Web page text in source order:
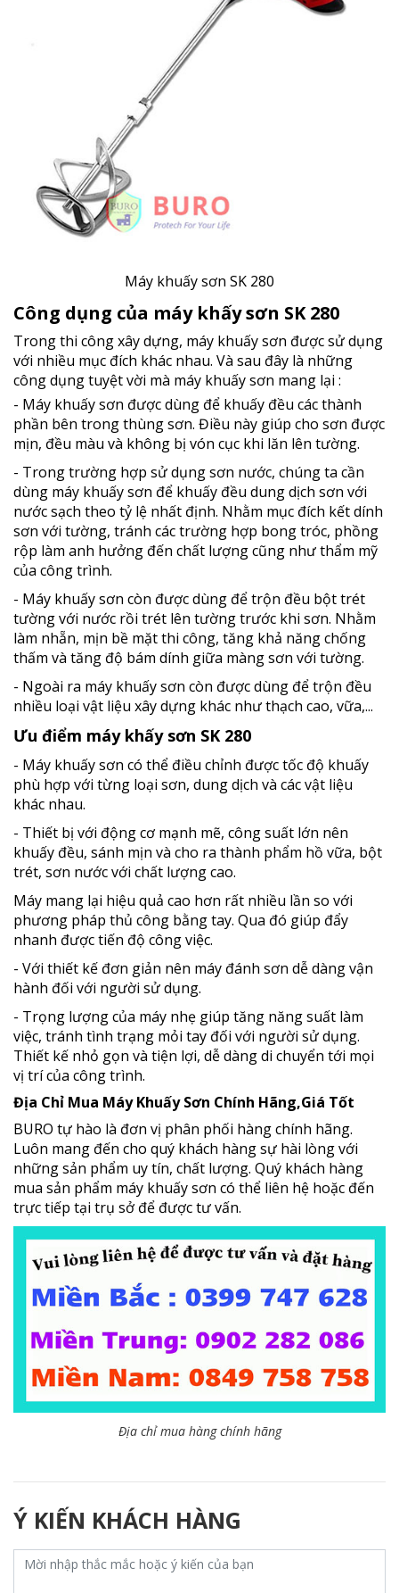
Máy khuấy sơn SK 280
Công dụng của máy khấy sơn SK 280
Trong thi công xây dựng, máy khuấy sơn được sử dụng
với nhiều mục đích khác nhau. Và sau đây là những
công dụng tuyệt vời mà máy khuấy sơn mang lại :
- Máy khuấy sơn được dùng để khuấy đều các thành
phần bên trong thùng sơn. Điều này giúp cho sơn được
mịn, đều màu và không bị vón cục khi lăn lên tường.
- Trong trường hợp sử dụng sơn nước, chúng ta cần
dùng máy khuấy sơn để khuấy đều dung dịch sơn với
nước sạch theo tỷ lệ nhất định. Nhằm mục đích kết dính
sơn với tường, tránh các trường hợp bong tróc, phồng
rộp làm anh hưởng đến chất lượng cũng như thẩm mỹ
của công trình.
- Máy khuấy sơn còn được dùng để trộn đều bột trét
tường với nước rồi trét lên tường trước khi sơn. Nhằm
làm nhẵn, mịn bề mặt thi công, tăng khả năng chống
thấm và tăng độ bám dính giữa màng sơn với tường.
- Ngoài ra máy khuấy sơn còn được dùng để trộn đều
nhiều loại vật liệu xây dựng khác như thạch cao, vữa,...
Ưu điểm máy khấy sơn SK 280
- Máy khuấy sơn có thể điều chỉnh được tốc độ khuấy
phù hợp với từng loại sơn, dung dịch và các vật liệu
khác nhau.
- Thiết bị với động cơ mạnh mẽ, công suất lớn nên
khuấy đều, sánh mịn và cho ra thành phẩm hồ vữa, bột
trét, sơn nước với chất lượng cao.
Máy mang lại hiệu quả cao hơn rất nhiều lần so với
phương pháp thủ công bằng tay. Qua đó giúp đẩy
nhanh được tiến độ công việc.
- Với thiết kế đơn giản nên máy đánh sơn dễ dàng vận
hành đối với người sử dụng.
- Trọng lượng của máy nhẹ giúp tăng năng suất làm
việc, tránh tình trạng mỏi tay đối với người sử dụng.
Thiết kế nhỏ gọn và tiện lợi, dễ dàng di chuyển tới mọi
vị trí của công trình.
Địa Chỉ Mua Máy Khuấy Sơn Chính Hãng,Giá Tốt
BURO tự hào là đơn vị phân phối hàng chính hãng.
Luôn mang đến cho quý khách hàng sự hài lòng với
những sản phẩm uy tín, chất lượng. Quý khách hàng
mua sản phẩm máy khuấy sơn có thể liên hệ hoặc đến
trực tiếp tại trụ sở để được tư vấn.
Địa chỉ mua hàng chính hãng
Ý KIẾN KHÁCH HÀNG